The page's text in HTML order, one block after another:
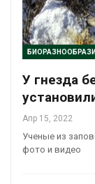
У гнезда
Апр 15, 2022
Ученые из
фото и видео